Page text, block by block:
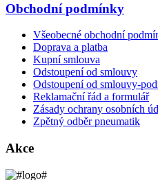
Obchodní podmínky
Všeobecné obchodní
Doprava a platba
Kupní smlouva
Odstoupení od smlouvy
Odstoupení od smlouvy-
Reklamační řád a formulář
Zásady ochrany osobních
Zpětný odběr pneumatik
Akce